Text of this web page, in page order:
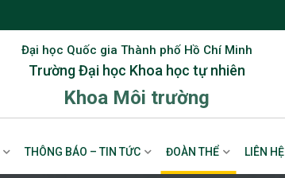
Đại học Quốc gia Thành phố Hồ Chí Minh
Trường Đại học Khoa học tự nhiên
Khoa Môi trường
THÔNG BÁO – TIN TỨC ĐOÀN THỂ LIÊN HỆ